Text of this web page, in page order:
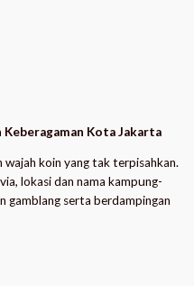
Kota Jakarta
koin yang tak terpisahkan.
lokasi dan nama kampung-
gamblang serta berdampingan